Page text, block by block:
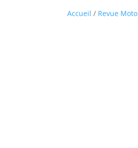
Accueil / Revue Moto